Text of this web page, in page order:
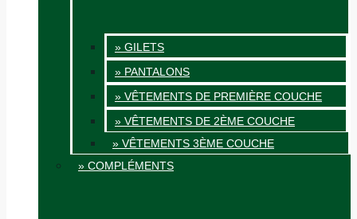
» GILETS
» PANTALONS
» VÊTEMENTS DE PREMIÈRE COUCHE
» VÊTEMENTS DE 2ÈME COUCHE
» VÊTEMENTS 3ÈME COUCHE
» COMPLÉMENTS